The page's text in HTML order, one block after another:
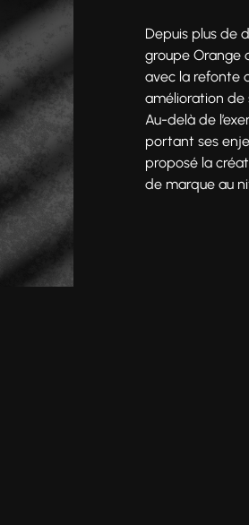
Depuis plus de
groupe Orange
avec la refonte
amélioration de
Au-delà de
portant ses
proposé la
de marque au